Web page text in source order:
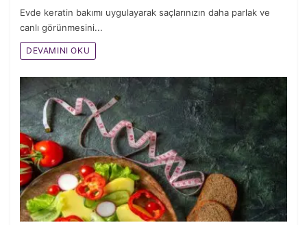
Evde keratin bakımı uygulayarak saçlarınızın daha parlak ve
canlı görünmesini...
DEVAMINI OKU